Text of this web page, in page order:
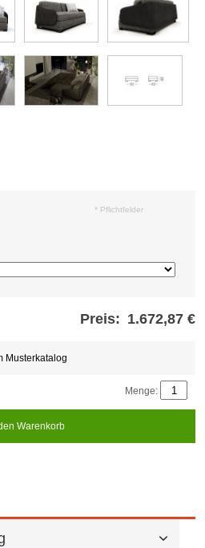
* Pflichtfelder
Preis: 1.672,87 €
Musterkatalog
Menge:
Warenkorb